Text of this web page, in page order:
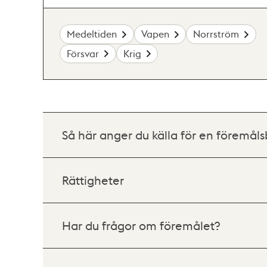
Medeltiden Vapen
Norrström
Försvar
Krig
Så här anger du källa för en
Rättigheter
Har du frågor om föremålet?